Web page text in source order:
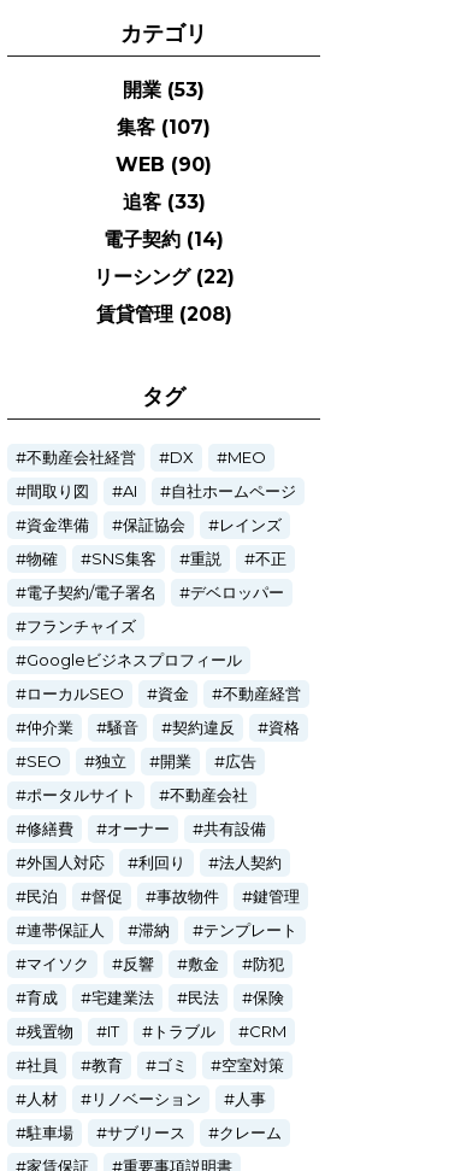
カテゴリ
開業 (53)
集客 (107)
WEB (90)
追客 (33)
電子契約 (14)
リーシング (22)
賃貸管理 (208)
タグ
不動産会社経営 DX
MEO
間取り図
AI
自社ホームページ
資金準備
保証協会
レインズ
物確
SNS集客 重説
不正
電子契約/電子署名
デベロッパー
フランチャイズ
Googleビジネスプロフィール
ローカルSEO
資金
不動産経営
仲介業
騒音 契約違反
資格
SEO
独立 開業
広告
ポータルサイト
不動産会社
修繕費
オーナー
共有設備
外国人対応
利回り
法人契約
民泊
督促 事故物件
鍵管理
連帯保証人
滞納
テンプレート
マイソク
反響 敷金
防犯
育成
宅建業法 民法
保険
残置物
IT トラブル
CRM
社員
教育 ゴミ
空室対策
人材
リノベーション
人事
駐車場
サブリース
クレーム
家賃保証
重要事項説明書